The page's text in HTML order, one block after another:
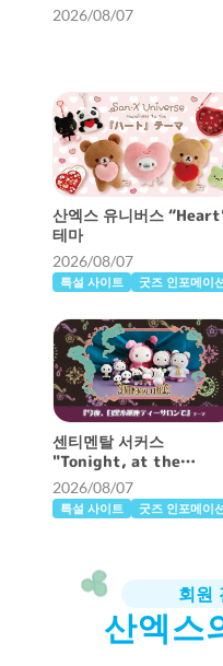
2026/08/07
산엑스 유니버스
테마
2026/08/07
특설 사이트 굿즈 인포메이
센티멘탈 서커스
"Tonight, at the
Shirokurokogumaza Tea
Salon” 테마
2026/08/07
특설 사이트 굿즈 인포메이
회원
산엑스